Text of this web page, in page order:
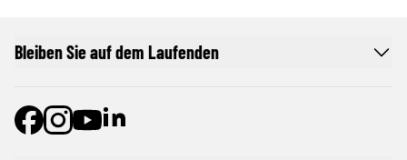
Bleiben Sie auf dem Laufenden